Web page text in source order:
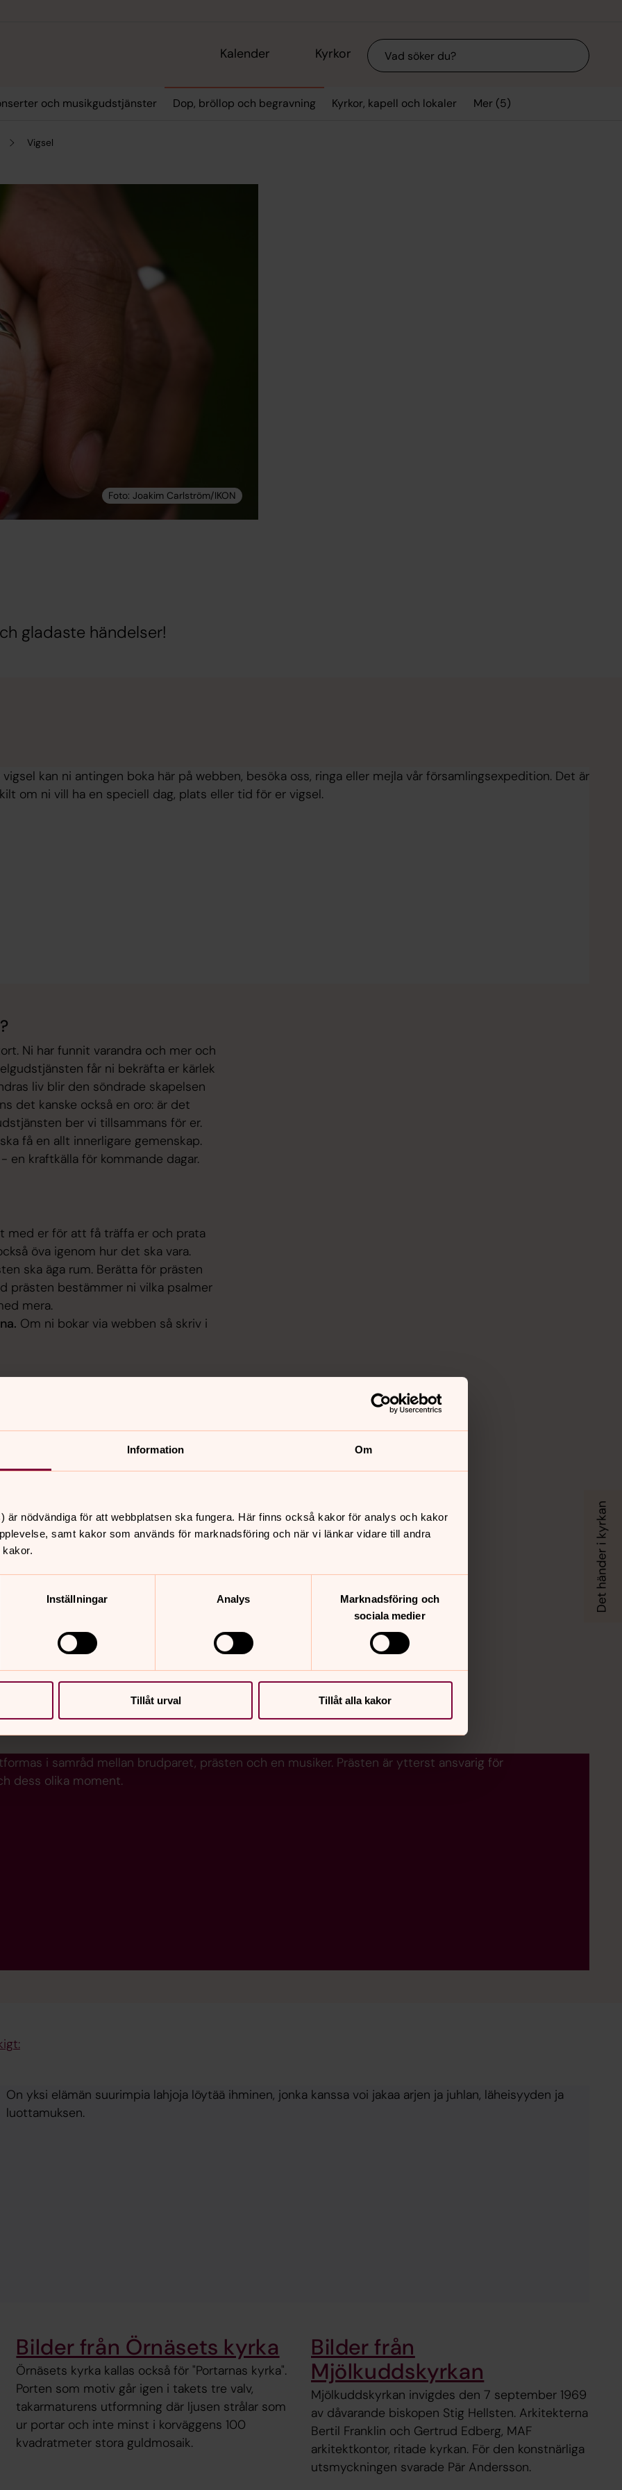
Information Om
är nödvändiga för att webbplatsen ska fungera. Här finns också kakor för analys och kakor
samt kakor som används för marknadsföring och när vi länkar vidare till andra
Inställningar Analys
Marknadsföring och
sociala medier
Tillåt urval Tillåt alla kakor
Kalender Kyrkor Sök
och musikgudstjänster Dop, bröllop och begravning Kyrkor, kapell och lokaler Mer (5)
Vigsel
gladaste händelser!
kan ni antingen boka här på webben, besöka oss, ringa eller mejla vår församlingsexpedition. Det är
om ni vill ha en speciell dag, plats eller tid för er vigsel.
Ni har funnit varandra och mer och
får ni bekräfta er kärlek
liv blir den söndrade skapelsen
det kanske också en oro: är det
ber vi tillsammans för er.
få en allt innerligare gemenskap.
kraftkälla för kommande dagar.
med er för att få träffa er och prata
öva igenom hur det ska vara.
ska äga rum. Berätta för prästen
prästen bestämmer ni vilka psalmer
mera.
Om ni bokar via webben så skriv i
i någon av våra kyrkor,
kyrkan för att en vigsel i
inspiration vid val avpsalmer, musik
i samråd mellan brudparet, prästen och en musiker. Prästen är ytterst ansvarig för
dess olika moment.
On yksi elämän suurimpia lahjoja löytää ihminen, jonka kanssa voi jakaa arjen ja juhlan, läheisyyden ja
luottamuksen.
Bilder från Örnäsets kyrka
Örnäsets kyrka kallas också för "Portarnas kyrka".
Porten som motiv går igen i takets tre valv,
takarmaturens utformning där ljusen strålar som
ur portar och inte minst i korväggens 100
kvadratmeter stora guldmosaik.
Bilder från
Mjölkuddskyrkan
Mjölkuddskyrkan invigdes den 7 september 1969
av dåvarande biskopen Stig Hellsten. Arkitekterna
Bertil Franklin och Gertrud Edberg, MAF
arkitektkontor, ritade kyrkan. För den konstnärliga
utsmyckningen svarade Pär Andersson.